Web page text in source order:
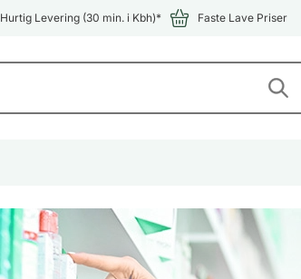
Hurtig Levering (30 min. i Kbh)* Faste Lave Priser